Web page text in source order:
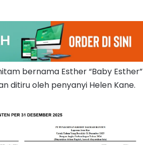
bernama Esther “Baby Esther”
ditiru oleh penyanyi Helen Kane.